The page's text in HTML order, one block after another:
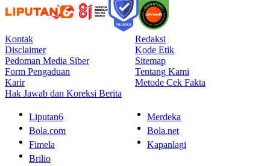
Kontak
Redaksi
Disclaimer
Kode Etik
Pedoman Media Siber
Sitemap
Form Pengaduan
Tentang Kami
Karir
Metode Cek Fakta
Hak Jawab dan Koreksi Berita
Liputan6
Merdeka
Bola.com
Bola.net
Fimela
Kapanlagi
Brilio